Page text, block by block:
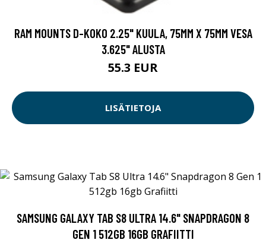
RAM MOUNTS D-KOKO 2.25" KUULA, 75MM X 75MM VESA
3.625" ALUSTA
55.3 EUR
LISÄTIETOJA
SAMSUNG GALAXY TAB S8 ULTRA 14.6" SNAPDRAGON 8
GEN 1 512GB 16GB GRAFIITTI